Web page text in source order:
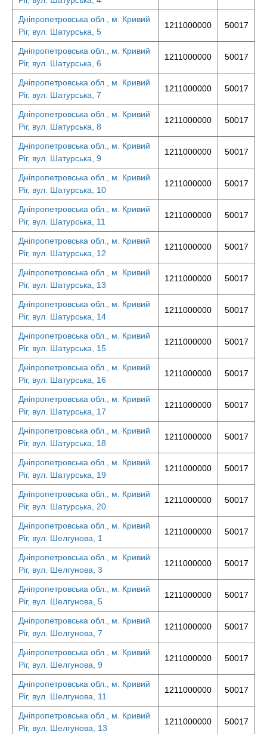
Дніпропетровська обл., м. Кривий
Ріг, вул. Шатурська, 5
1211000000 50017
Дніпропетровська обл., м. Кривий
Ріг, вул. Шатурська, 6
1211000000 50017
Дніпропетровська обл., м. Кривий
Ріг, вул. Шатурська, 7
1211000000 50017
Дніпропетровська обл., м. Кривий
Ріг, вул. Шатурська, 8
1211000000 50017
Дніпропетровська обл., м. Кривий
Ріг, вул. Шатурська, 9
1211000000 50017
Дніпропетровська обл., м. Кривий
Ріг, вул. Шатурська, 10
1211000000 50017
Дніпропетровська обл., м. Кривий
Ріг, вул. Шатурська, 11
1211000000 50017
Дніпропетровська обл., м. Кривий
Ріг, вул. Шатурська, 12
1211000000 50017
Дніпропетровська обл., м. Кривий
Ріг, вул. Шатурська, 13
1211000000 50017
Дніпропетровська обл., м. Кривий
Ріг, вул. Шатурська, 14
1211000000 50017
Дніпропетровська обл., м. Кривий
Ріг, вул. Шатурська, 15
1211000000 50017
Дніпропетровська обл., м. Кривий
Ріг, вул. Шатурська, 16
1211000000 50017
Дніпропетровська обл., м. Кривий
Ріг, вул. Шатурська, 17
1211000000 50017
Дніпропетровська обл., м. Кривий
Ріг, вул. Шатурська, 18
1211000000 50017
Дніпропетровська обл., м. Кривий
Ріг, вул. Шатурська, 19
1211000000 50017
Дніпропетровська обл., м. Кривий
Ріг, вул. Шатурська, 20
1211000000 50017
Дніпропетровська обл., м. Кривий
Ріг, вул. Шелгунова, 1
1211000000 50017
Дніпропетровська обл., м. Кривий
Ріг, вул. Шелгунова, 3
1211000000 50017
Дніпропетровська обл., м. Кривий
Ріг, вул. Шелгунова, 5
1211000000 50017
Дніпропетровська обл., м. Кривий
Ріг, вул. Шелгунова, 7
1211000000 50017
Дніпропетровська обл., м. Кривий
Ріг, вул. Шелгунова, 9
1211000000 50017
Дніпропетровська обл., м. Кривий
Ріг, вул. Шелгунова, 11
1211000000 50017
Дніпропетровська обл., м. Кривий
Ріг, вул. Шелгунова, 13
1211000000 50017